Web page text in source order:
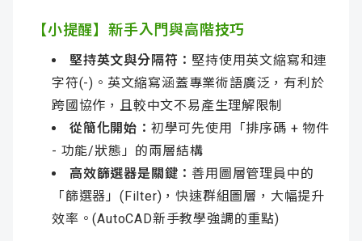
【小提醒】新手入門與高階技巧
堅持英文與分隔符： 堅持使用英文縮寫和連
字符(-)。英文縮寫涵蓋專業術語廣泛，有利於
跨國協作，且較中文不易產生理解限制
從簡化開始： 初學可先使用「排序碼 + 物件
- 功能/狀態」的兩層結構
高效篩選器是關鍵：善用圖層管理員中的
「篩選器」(Filter)，快速群組圖層，大幅提升
效率。(AutoCAD新手教學強調的重點)